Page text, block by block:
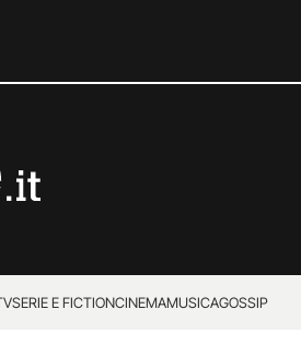
SERIE E FICTIONCINEMAMUSICAGOSSIP